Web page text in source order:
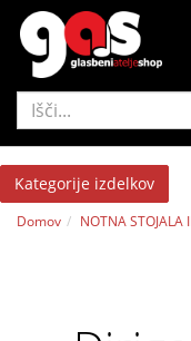
Kategorije izdelkov
Domov NOTNA STOJALA